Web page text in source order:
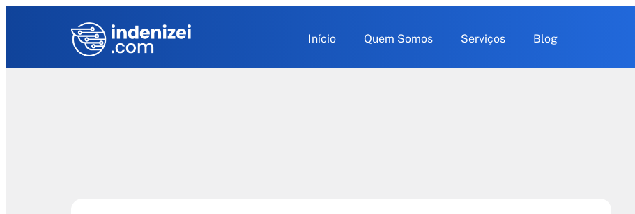
Início Quem Somos Serviços Blog